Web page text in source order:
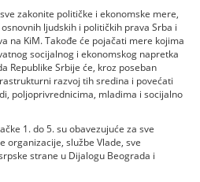
zakonite političke i ekonomske mere,
ljudskih i političkih prava Srba i
na KiM. Takođe će pojačati mere kojima
socijalnog i ekonomskog napretka
Republike Srbije će, kroz poseban
razvoj tih sredina i povećati
poljoprivrednicima, mladima i socijalno
1. do 5. su obavezujuće za sve
organizacije, službe Vlade, sve
strane u Dijalogu Beograda i